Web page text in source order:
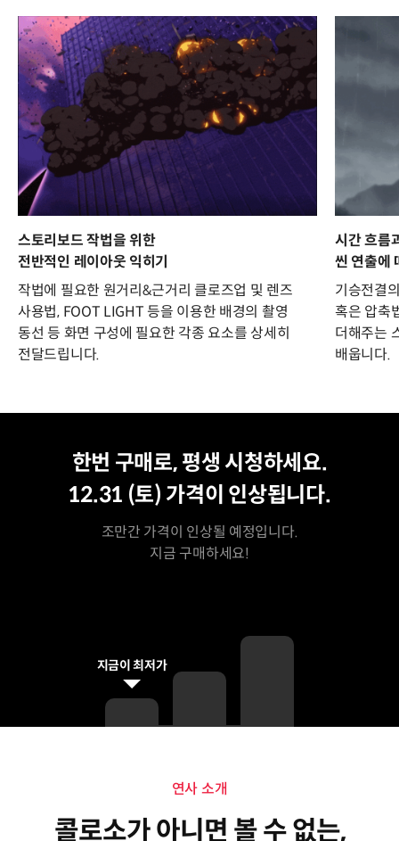
스토리보드 작법을 위한
전반적인 레이아웃 익히기
작법에 필요한 원거리&근거리 클로즈업 및 렌즈
사용법, FOOT LIGHT 등을 이용한 배경의 촬영
동선 등 화면 구성에 필요한 각종 요소를 상세히
전달드립니다.
시간 흐름
씬 연출에
기승전결
혹은 압축
더해주는
배웁니다.
한번 구매로, 평생 시청하세요.
12.31 (토) 가격이 인상됩니다.
조만간 가격이 인상될 예정입니다.
지금 구매하세요!
지금이 최저가
연사 소개
콜로소가 아니면 볼 수 없는,